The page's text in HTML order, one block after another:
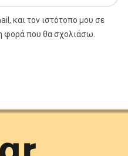
και τον ιστότοπο μου σε
φορά που θα σχολιάσω.